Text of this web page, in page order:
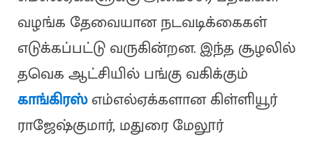
வழங்க தேவையான நடவடிக்கைகள்
எடுக்கப்பட்டு வருகின்றன. இந்த சூழலில்
தவெக ஆட்சியில் பங்கு வகிக்கும்
காங்கிரஸ்எம்எல்ஏக்களான கிள்ளியூர்
ராஜேஷ்குமார், மதுரை மேலூர்